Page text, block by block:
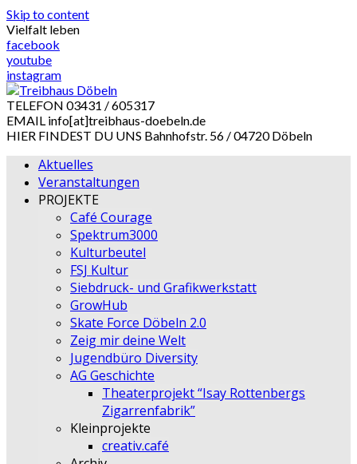
Skip to content
Vielfalt leben
facebook
youtube
instagram
TELEFON 03431 / 605317
EMAIL info[at]treibhaus-doebeln.de
HIER FINDEST DU UNS Bahnhofstr. 56 / 04720 Döbeln
Aktuelles
Veranstaltungen
PROJEKTE
Café Courage
Spektrum3000
Kulturbeutel
FSJ Kultur
Siebdruck- und Grafikwerkstatt
GrowHub
Skate Force Döbeln 2.0
Zeig mir deine Welt
Jugendbüro Diversity
AG Geschichte
Theaterprojekt “Isay Rottenbergs
Zigarrenfabrik”
Kleinprojekte
creativ.café